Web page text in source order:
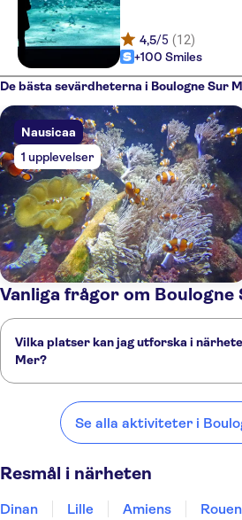
4,5/5 (12)
+100 Smiles
De bästa sevärdheterna i Boulogne Sur
Nausicaa
1 upplevelser
Vanliga frågor om Boulogne
Vilka platser kan jag utforska i
Mer?
Boulogne Sur Mer:
Lille
Se alla aktiviteter i
Resmål i närheten
Dinan Lille Amiens Rouen